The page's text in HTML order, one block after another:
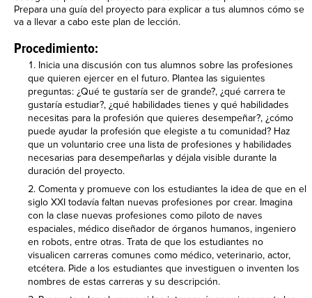
Prepara una guía del proyecto para explicar a tus alumnos cómo se
va a llevar a cabo este plan de lección.
Procedimiento:
Inicia una discusión con tus alumnos sobre las profesiones
que quieren ejercer en el futuro. Plantea las siguientes
preguntas: ¿Qué te gustaría ser de grande?, ¿qué carrera te
gustaría estudiar?, ¿qué habilidades tienes y qué habilidades
necesitas para la profesión que quieres desempeñar?, ¿cómo
puede ayudar la profesión que elegiste a tu comunidad? Haz
que un voluntario cree una lista de profesiones y habilidades
necesarias para desempeñarlas y déjala visible durante la
duración del proyecto.
Comenta y promueve con los estudiantes la idea de que en el
siglo XXI todavía faltan nuevas profesiones por crear. Imagina
con la clase nuevas profesiones como piloto de naves
espaciales, médico diseñador de órganos humanos, ingeniero
en robots, entre otras. Trata de que los estudiantes no
visualicen carreras comunes como médico, veterinario, actor,
etcétera. Pide a los estudiantes que investiguen o inventen los
nombres de estas carreras y su descripción.